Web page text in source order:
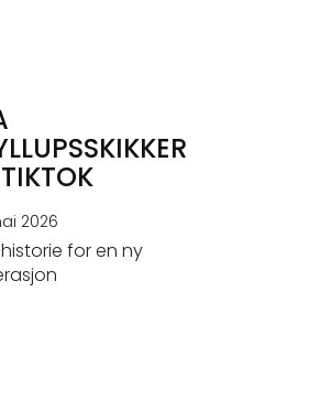
2026
for en ny